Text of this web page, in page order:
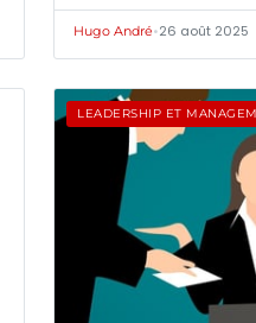
Hugo André•26 août 2025
LEADERSHIP ET